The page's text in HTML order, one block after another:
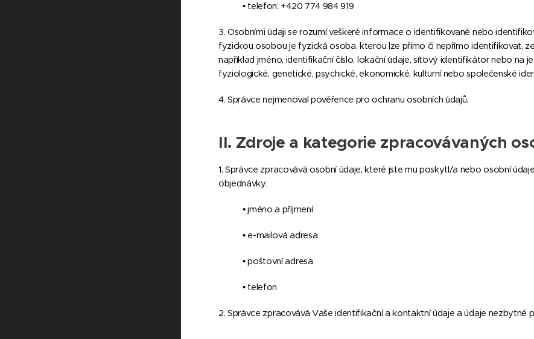
• telefon: +420 774 984 919
3. Osobními údaji se rozumí veškeré informace o identifikované nebo
fyzickou osobou je fyzická osoba, kterou lze přímo či nepřímo identifikovat,
například jméno, identifikační číslo, lokační údaje, síťový identifikátor nebo na
fyziologické, genetické, psychické, ekonomické, kulturní nebo společenské
4. Správce nejmenoval pověřence pro ochranu osobních údajů.
II. Zdroje a kategorie zpracovávaných
1. Správce zpracovává osobní údaje, které jste mu poskytl/a nebo osobní
objednávky:
• jméno a příjmení
• e-mailová adresa
• poštovní adresa
• telefon
2. Správce zpracovává Vaše identifikační a kontaktní údaje a údaje nezbytné